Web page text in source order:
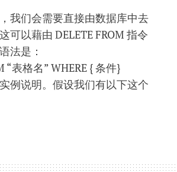
我们会需要直接由数据库中去
可以藉由 DELETE FROM 指令
法是：
“表格名” WHERE { 条件}
例说明。假设我们有以下这个